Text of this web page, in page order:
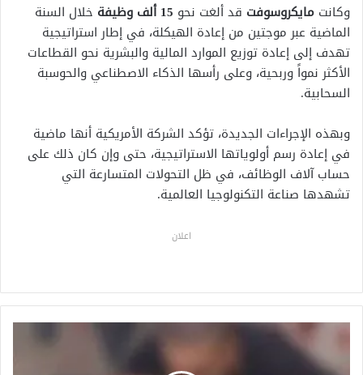
وكانت مايكروسوفت قد ألغت نحو 15 ألف وظيفة
خلال السنة
الماضية عبر موجتين من إعادة الهيكلة، في إطار استراتيجية
تهدف إلى إعادة توزيع الموارد المالية والبشرية نحو القطاعات
الأكثر نمواً وربحية، وعلى رأسها الذكاء الاصطناعي والحوسبة
السحابية.
وبهذه الإجراءات الجديدة، تؤكد الشركة الأمريكية أنها ماضية
في إعادة رسم أولوياتها الاستراتيجية، حتى وإن كان ذلك على
حساب آلاف الوظائف، في ظل التحولات المتسارعة التي
تشهدها صناعة التكنولوجيا العالمية.
اعلان
ا